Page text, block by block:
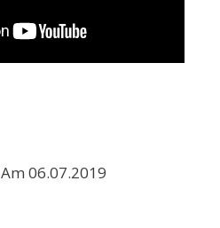
Am 06.07.2019